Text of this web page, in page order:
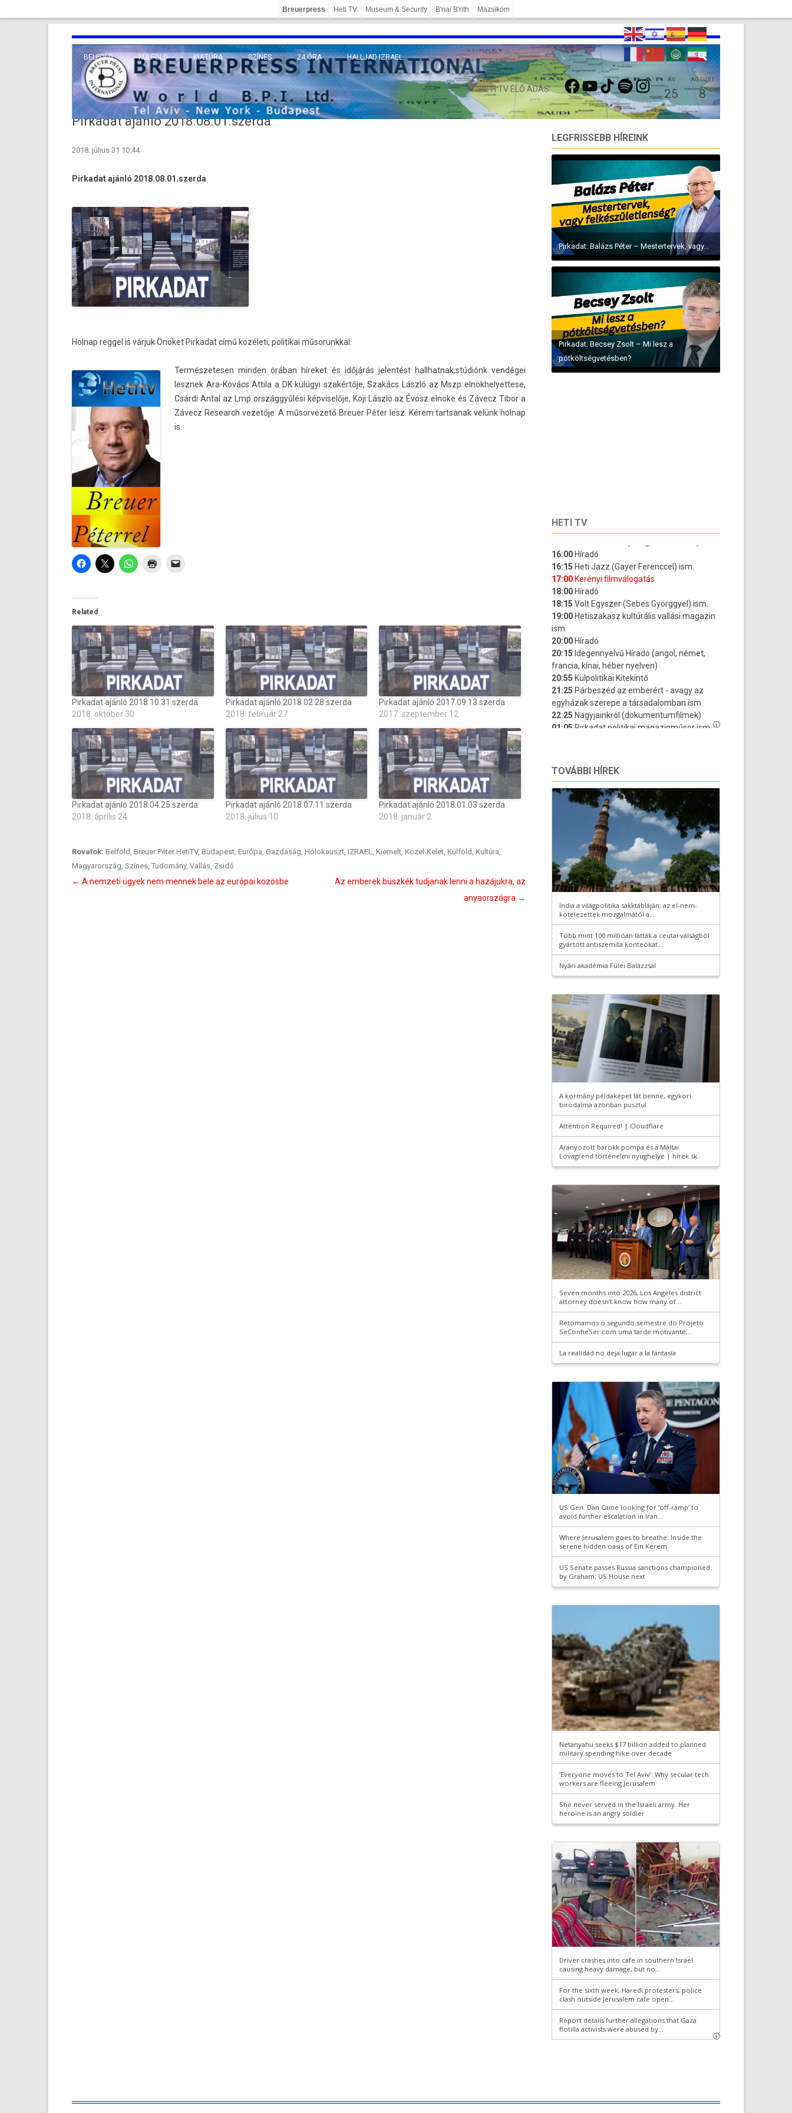
Breuerpress Heti TV Museum & Security B'nai B'rith Mazsiköm
BELFÖLD KÜLFÖLD
EURÓPA
KÖZEL-KELET
TENGERENTÚL
KULTÚRA
TUDOMÁNY
VALLÁS
SZÍNES 24 ÓRA HALLJAD IZRAEL
HETI TV ÉLŐ ADÁS
FACEBOOKYOUTUBETIKTOKSPOTIFYINSTAGRAMÁV
25
AUGUST
8
Pirkadat ajánló 2018.08.01.szerda
2018. július 31 10:44
Pir­kadat ajánló 2018.08.01.szerda
Hol­nap re­ggel is várjuk Önöket Pir­kadat című közéleti, politikai műsorunkk­al.
Ter­mészetes­en mind­en órában híreket és időjárás jelen­tést hallhat­nak,stúdiónk vendégei
lesznek Ara-Kovács At­tila a DK külügyi szakértője, Szakács László az Mszp el­nökhelyet­tese,
Csárdi Antal az Lmp országgyűlési kép­viselője, Koji László az Évosz elnöke és Závecz Tibor a
Závecz Re­search vezetője. A műsor­vezető Breu­er Péter lesz. Kérem tartsanak velünk hol­nap
is.
Related
Pirkadat ajánló 2018.10.31.szerda
2018. október 30
Pirkadat ajánló 2018.02.28.szerda
2018. február 27
Pirkadat ajánló 2017.09.13.szerda
2017. szeptember 12
Pirkadat ajánló 2018.04.25.szerda
2018. április 24
Pirkadat ajánló 2018.07.11.szerda
2018. július 10
Pirkadat ajánló 2018.01.03.szerda
2018. január 2
Rovatok: Belföld, Breuer Péter HetiTV, Budapest, Európa, Gazdaság, Holokauszt, IZRAEL, Kiemelt, Közel-Kelet, Külföld, Kultúra,
Magyarország, Színes, Tudomány, Vallás, Zsidó
Bejegyzés
← A nemzeti ügyek nem mennek bele az európai közösbe
Az emberek büszkék tudjanak lenni a hazájukra, az
anyaországra →
LEGFRISSEBB HÍREINK
Pirkadat: Balázs Péter – Mestertervek, vagy...
Pirkadat: Becsey Zsolt – Mi lesz a
pótköltségvetésben?
HETI TV
TOVÁBBI HÍREK